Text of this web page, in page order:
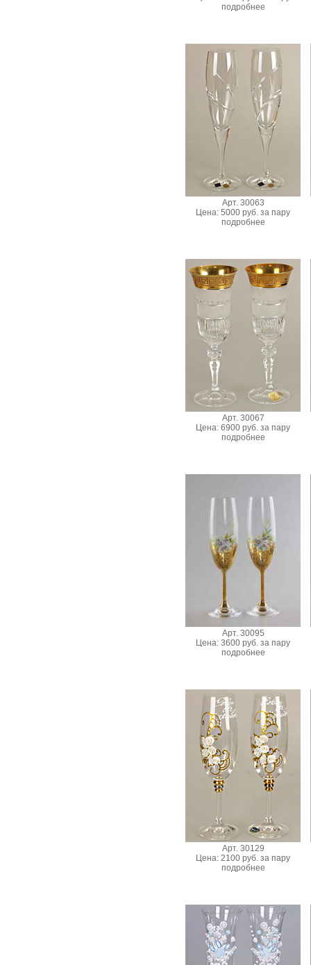
подробнее
Арт. 30063
Цена: 5000 руб. за пару
подробнее
Арт. 30067
Цена: 6900 руб. за пару
подробнее
Арт. 30095
Цена: 3600 руб. за пару
подробнее
Арт. 30129
Цена: 2100 руб. за пару
подробнее